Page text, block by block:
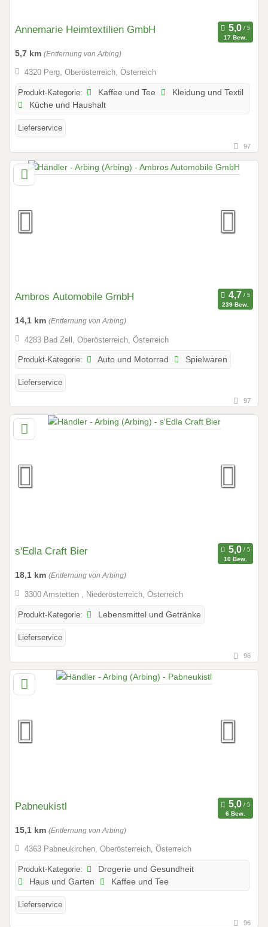
Annemarie Heimtextilien GmbH
17 Bew.
5,7 km (Entfernung von Arbing)
4320 Perg, Oberösterreich, Österreich
Produkt-Kategorie: Kaffee und Tee
Kleidung und Textil
Küche und Haushalt
Lieferservice
97
Ambros Automobile GmbH
239 Bew.
14,1 km (Entfernung von Arbing)
4283 Bad Zell, Oberösterreich, Österreich
Produkt-Kategorie: Auto und Motorrad Spielwaren
Lieferservice
97
s'Edla Craft Bier
10 Bew.
18,1 km (Entfernung von Arbing)
3300 Amstetten , Niederösterreich, Österreich
Produkt-Kategorie: Lebensmittel und Getränke
Lieferservice
96
Pabneukistl
6 Bew.
15,1 km (Entfernung von Arbing)
4363 Pabneukirchen, Oberösterreich, Österreich
Produkt-Kategorie:
Drogerie und Gesundheit
Haus und Garten
Kaffee und Tee
Lieferservice
96